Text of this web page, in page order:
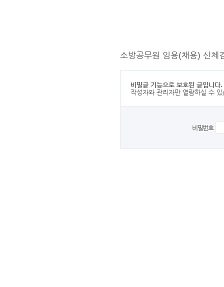
소방공무원 임용(채용) 신체
비밀글 기능으로 보호된 글입니다.
작성자와 관리자만 열람하실 수
비밀번호